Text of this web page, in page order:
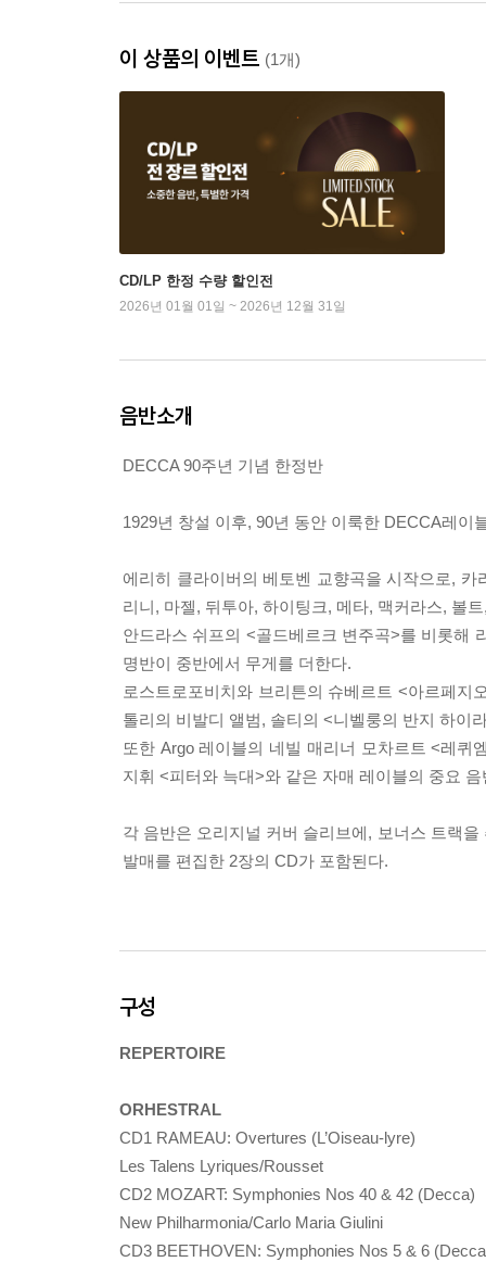
이 상품의 이벤트 (1개)
CD/LP 한정 수량 할인전
2026년 01월 01일 ~ 2026년 12월 31일
음반소개
DECCA 90주년 기념 한정반
1929년 창설 이후, 90년 동안 이룩한 DECCA레
에리히 클라이버의 베토벤 교향곡을 시작으로,
리니, 마젤, 뒤투아, 하이팅크, 메타, 맥커라스, 볼
안드라스 쉬프의 <골드베르크 변주곡>를 비롯해
명반이 중반에서 무게를 더한다.
로스트로포비치와 브리튼의 슈베르트 <아르페지
톨리의 비발디 앨범, 솔티의 <니벨룽의 반지 하이
또한 Argo 레이블의 네빌 매리너 모차르트 <레퀴
지휘 <피터와 늑대>와 같은 자매 레이블의 중요
각 음반은 오리지널 커버 슬리브에, 보너스 트랙
발매를 편집한 2장의 CD가 포함된다.
구성
REPERTOIRE
ORHESTRAL
CD1 RAMEAU: Overtures (L’Oiseau-lyre)
Les Talens Lyriques/Rousset
CD2 MOZART: Symphonies Nos 40 & 42 (Decca)
New Philharmonia/Carlo Maria Giulini
CD3 BEETHOVEN: Symphonies Nos 5 & 6